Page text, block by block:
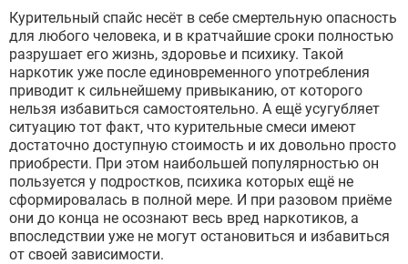
Курительный спайс несёт в себе смертельную опасность
для любого человека, и в кратчайшие сроки полностью
разрушает его жизнь, здоровье и психику. Такой
наркотик уже после единовременного употребления
приводит к сильнейшему привыканию, от которого
нельзя избавиться самостоятельно. А ещё усугубляет
ситуацию тот факт, что курительные смеси имеют
достаточно доступную стоимость и их довольно просто
приобрести. При этом наибольшей популярностью он
пользуется у подростков, психика которых ещё не
сформировалась в полной мере. И при разовом приёме
они до конца не осознают весь вред наркотиков, а
впоследствии уже не могут остановиться и избавиться
от своей зависимости.